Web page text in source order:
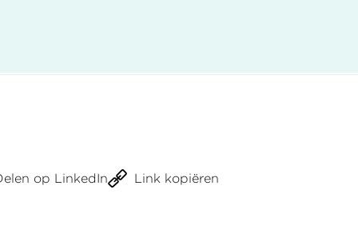
op LinkedIn Link kopiëren